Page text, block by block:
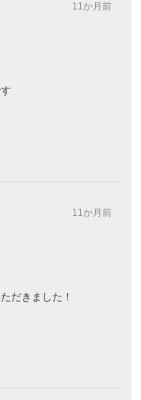
11か月前
11か月前
だきました！